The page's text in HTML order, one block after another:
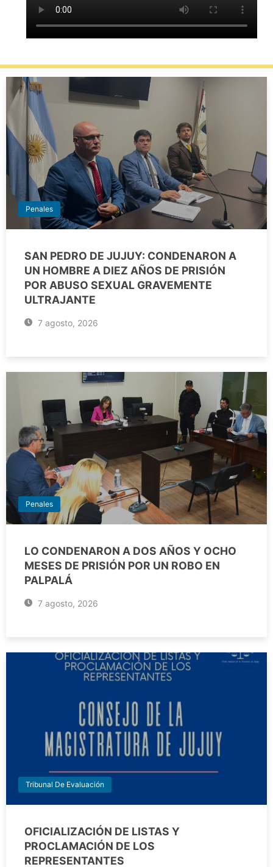
Penales
SAN PEDRO DE JUJUY: CONDENARON A
UN HOMBRE A DIEZ AÑOS DE PRISIÓN
POR ABUSO SEXUAL GRAVEMENTE
ULTRAJANTE
7 agosto, 2026
Penales
LO CONDENARON A DOS AÑOS Y OCHO
MESES DE PRISIÓN POR UN ROBO EN
PALPALÁ
7 agosto, 2026
Tribunal De Evaluación
OFICIALIZACIÓN DE LISTAS Y
PROCLAMACIÓN DE LOS
REPRESENTANTES